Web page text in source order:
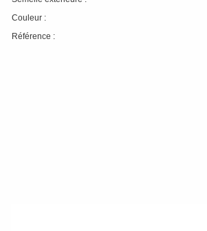
Couleur :
Référence :